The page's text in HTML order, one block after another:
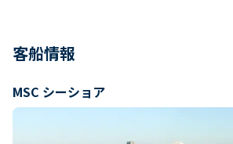
客船情報
MSC シーショア